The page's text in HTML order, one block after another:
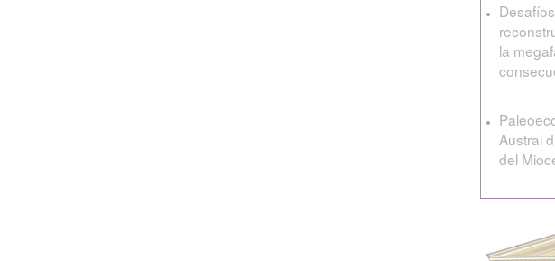
la
Austral
del